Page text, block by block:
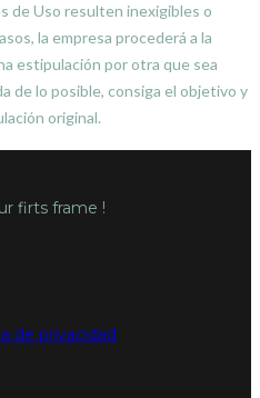
de Uso resulten inexigibles o
la empresa procederá a la
estipulación por otra que sea
de lo posible, consiga el objetivo y
original.
firts frame !
de privacidad